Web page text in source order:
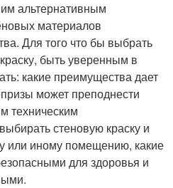
альтернативным
материалов
Для того что бы выбрать
быть уверенным в
какие преимущества дает
может преподнести
техническим
стеновую краску и
или иному помещению, какие
для здоровья и